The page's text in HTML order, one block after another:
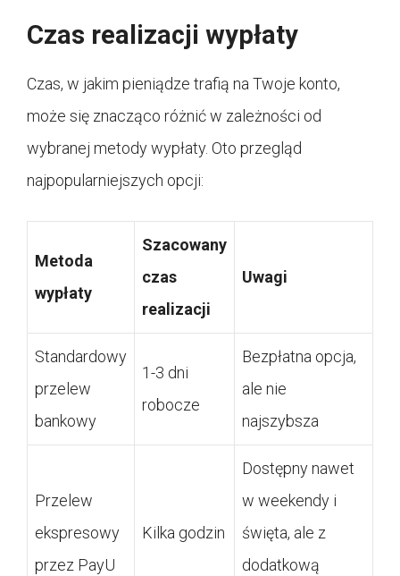
Czas realizacji wypłaty
Czas, w jakim pieniądze trafią na Twoje konto,
może się znacząco różnić w zależności od
wybranej metody wypłaty. Oto przegląd
najpopularniejszych opcji:
Metoda
wypłaty
Szacowany
czas
realizacji
Uwagi
Standardowy
przelew
bankowy
1-3 dni
robocze
Bezpłatna opcja,
ale nie
najszybsza
Przelew
ekspresowy
przez PayU
Kilka godzin
Dostępny nawet
w weekendy i
święta, ale z
dodatkową